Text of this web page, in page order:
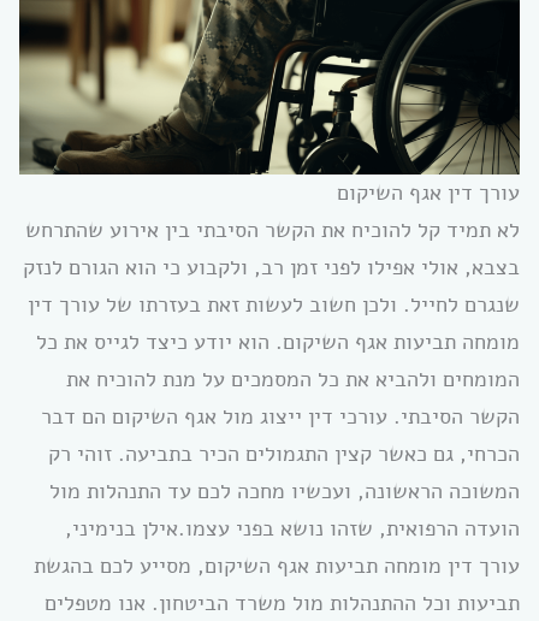
עורך דין אגף השיקום
לא תמיד קל להוכיח את הקשר הסיבתי בין אירוע שהתרחש
בצבא, אולי אפילו לפני זמן רב, ולקבוע כי הוא הגורם לנזק
שנגרם לחייל. ולכן חשוב לעשות זאת בעזרתו של עורך דין
מומחה תביעות אגף השיקום. הוא יודע כיצד לגייס את כל
המומחים ולהביא את כל המסמכים על מנת להוכיח את
הקשר הסיבתי. עורכי דין ייצוג מול אגף השיקום הם דבר
הכרחי, גם כאשר קצין התגמולים הכיר בתביעה. זוהי רק
המשוכה הראשונה, ועכשיו מחכה לכם עד התנהלות מול
הועדה הרפואית, שזהו נושא בפני עצמו.אילן בנימיני,
עורך דין מומחה תביעות אגף השיקום, מסייע לכם בהגשת
תביעות וכל ההתנהלות מול משרד הביטחון. אנו מטפלים